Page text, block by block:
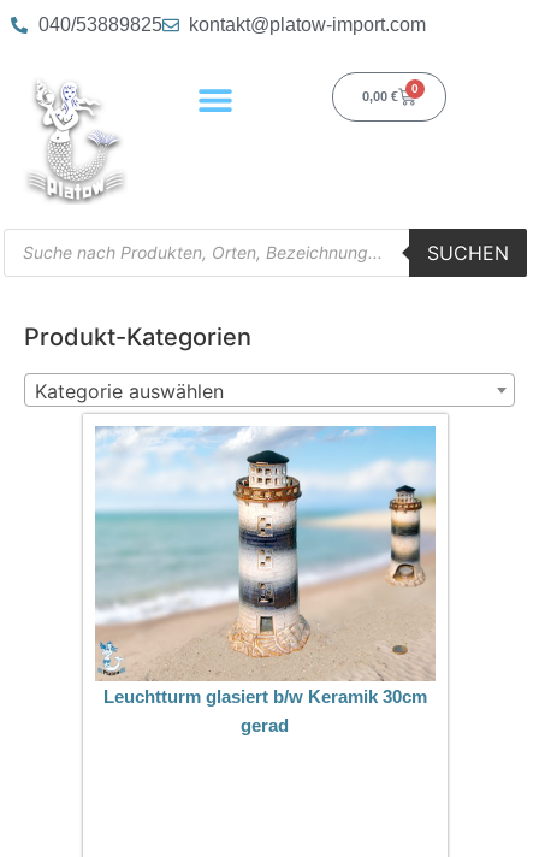
040/53889825 kontakt@platow-import.com
0,00 €
0
SUCHEN
Produkt-Kategorien
Kategorie auswählen
Leuchtturm glasiert b/w Keramik 30cm
gerad